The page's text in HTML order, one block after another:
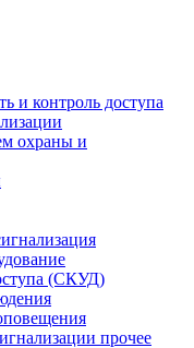
и контроль доступа
охраны и
(СКУД)
прочее